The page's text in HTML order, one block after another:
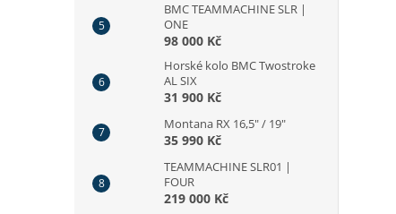
BMC TEAMMACHINE SLR |
ONE
98 000 Kč
Horské kolo BMC Twostroke
AL SIX
31 900 Kč
Montana RX 16,5" / 19"
35 990 Kč
TEAMMACHINE SLR01 |
FOUR
219 000 Kč